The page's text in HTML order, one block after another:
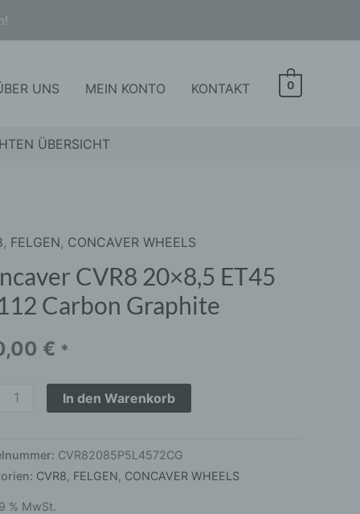
UNS MEIN KONTO KONTAKT 0
ÜBERSICHT
, FELGEN, CONCAVER WHEELS
CVR8 20×8,5 ET45
Carbon Graphite
€ *
In den Warenkorb
CVR82085P5L4572CG
CVR8, FELGEN, CONCAVER WHEELS
% MwSt.